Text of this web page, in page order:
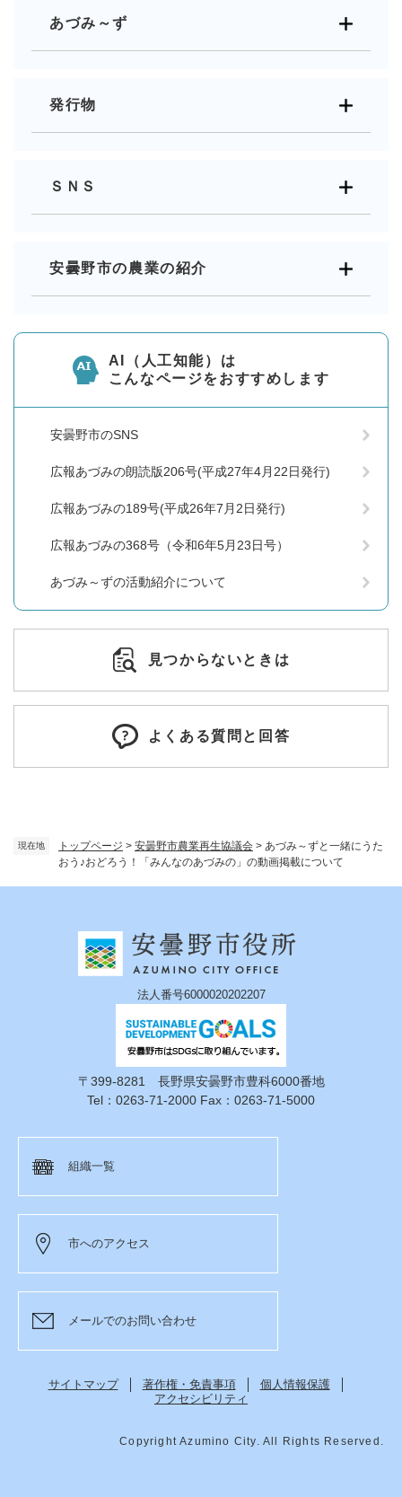
現在地 トップページ > 安曇野市農業再生協議会 > あづみ～ずと一緒にうた
おう♪おどろう！「みんなのあづみの」の動画掲載について
あづみ～ず
発行物
ＳＮＳ
安曇野市の農業の紹介
AI（人工知能）は
こんなページをおすすめします
安曇野市のSNS
広報あづみの朗読版206号(平成27年4月22日発行)
広報あづみの189号(平成26年7月2日発行)
広報あづみの368号（令和6年5月23日号）
あづみ～ずの活動紹介について
見つからないときは
よくある質問と回答
法人番号6000020202207
〒399-8281 長野県安曇野市豊科6000番地
Tel：0263-71-2000 Fax：0263-71-5000
組織一覧
市へのアクセス
メールでのお問い合わせ
サイトマップ 著作権・免責事項
個人情報保護
アクセシビリティ
Copyright Azumino City. All Rights Reserved.